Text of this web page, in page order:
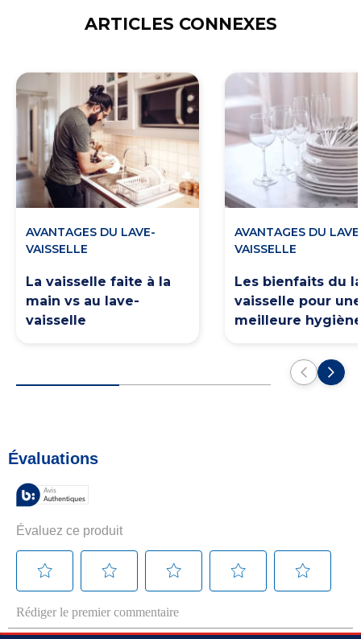
ARTICLES CONNEXES
La vaisselle faite à la
main vs au lave-
vaisselle
AVANTAGES DU LAVE-
VAISSELLE
Les bienfaits du
vaisselle pour une
meilleure
AVANTAGES DU
VAISSELLE